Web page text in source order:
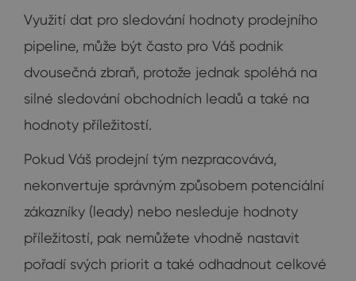
Využití dat pro sledování hodnoty prodejního
pipeline, může být často pro Váš podnik
dvousečná zbraň, protože jednak spoléhá na
silné sledování obchodních leadů a také na
hodnoty příležitostí.
Pokud Váš prodejní tým nezpracovává,
nekonvertuje správným způsobem potenciální
zákazníky (leady) nebo nesleduje hodnoty
příležitostí, pak nemůžete vhodně nastavit
pořadí svých priorit a také odhadnout celkové